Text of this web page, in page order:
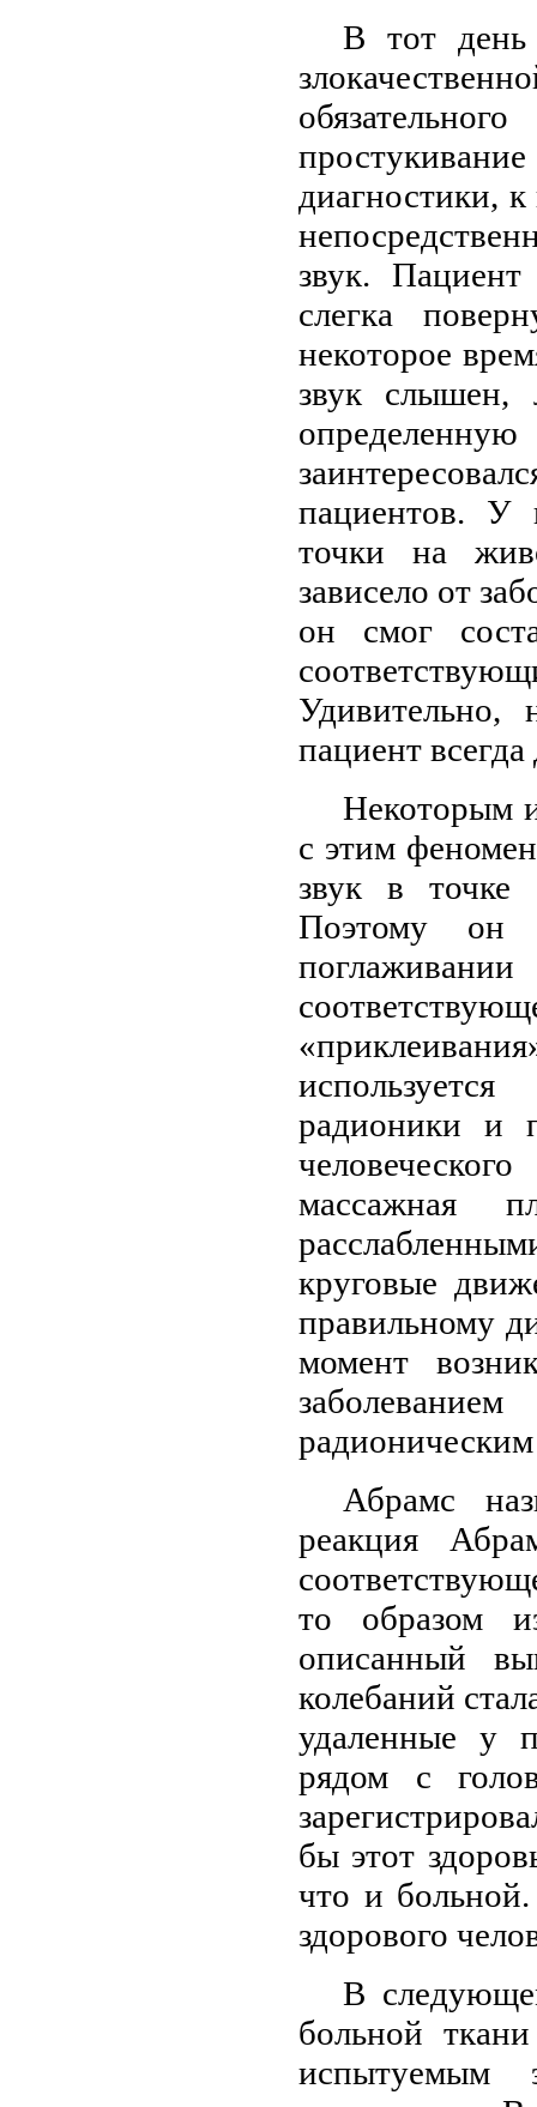
В тот
диагностики,
звук.
слегка
некоторое
звук слышен,
пациентов. У
точки на
зависело от
он смог
пациент
Некоторым
с этим
звук в точке
Поэтому он
радионики и
массажная
круговые
правильному
момент
Абрамс
реакция
то образом
описанный
колебаний
удаленные у
рядом с
бы этот
что и больной.
здорового
В
больной
испытуемым